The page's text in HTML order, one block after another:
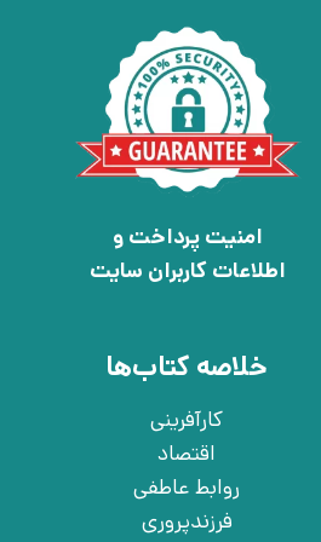
امنیت پرداخت و
اطلاعات کاربران سایت
خلاصه کتاب‌ها
کارآفرینی
اقتصاد
روابط عاطفی
فرزندپروری